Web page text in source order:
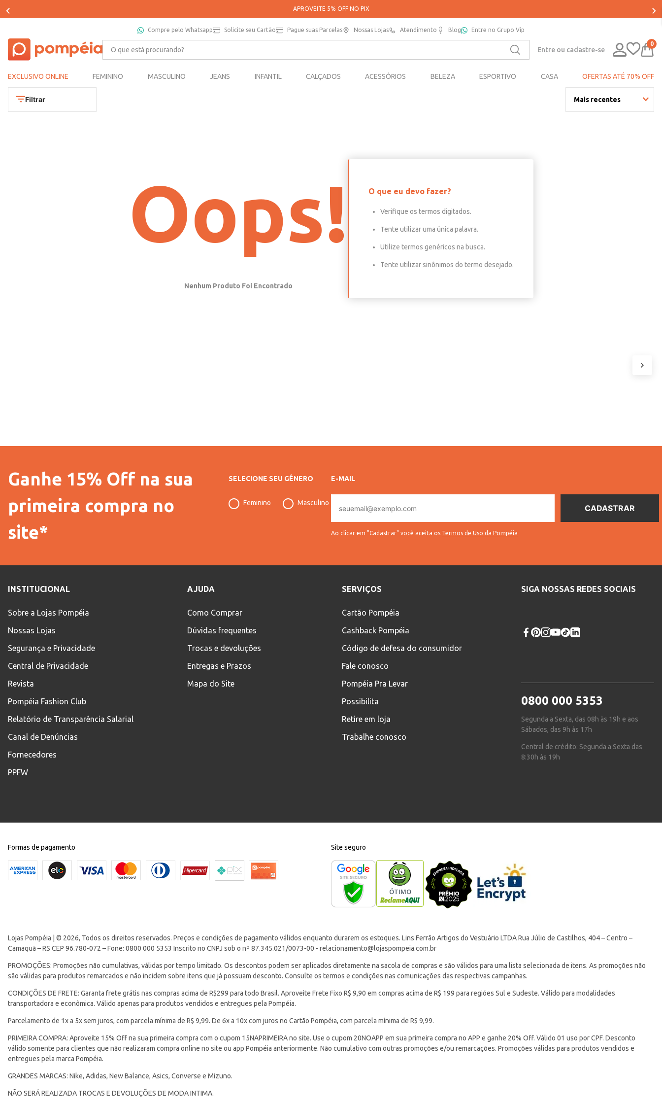
APROVEITE 5% OFF NO PIX
Compre pelo Whatsapp Solicite seu Cartão Pague suas Parcelas Nossas Lojas Atendimento Blog Entre no Grupo Vip
O que está procurando?
Entre ou cadastre-se
0
EXCLUSIVO ONLINE FEMININO MASCULINO JEANS INFANTIL CALÇADOS ACESSÓRIOS BELEZA ESPORTIVO CASA OFERTAS ATÉ 70% OFF
Filtrar Mais recentes
Oops! O que eu devo fazer?
Verifique os termos digitados.
Tente utilizar uma única palavra.
Utilize termos genéricos na busca.
Tente utilizar sinônimos do termo desejado.
Ganhe 15% Off na sua
primeira compra no
site*
SELECIONE SEU GÊNERO
Feminino Masculino
E-MAIL
mail
Ao clicar em "Cadastrar" você aceita os Termos de Uso da Pompéia
INSTITUCIONAL
Sobre a Lojas Pompéia
Nossas Lojas
Segurança e Privacidade
Central de Privacidade
Revista
Pompéia Fashion Club
Relatório de Transparência Salarial
Canal de Denúncias
Fornecedores
PPFW
AJUDA
Como Comprar
Dúvidas frequentes
Trocas e devoluções
Entregas e Prazos
Mapa do Site
SERVIÇOS
Cartão Pompéia
Cashback Pompéia
Código de defesa do consumidor
Fale conosco
Pompéia Pra Levar
Possibilita
Retire em loja
Trabalhe conosco
SIGA NOSSAS REDES SOCIAIS
0800 000 5353
Segunda a Sexta, das 08h às 19h e aos
Sábados, das 9h às 17h
Central de crédito: Segunda a Sexta das
8:30h às 19h
Formas de pagamento Site seguro
Lojas Pompéia | © 2026, Todos os direitos reservados. Preços e condições de pagamento válidos enquanto durarem os estoques. Lins Ferrão Artigos do Vestuário LTDA Rua Júlio de Castilhos, 404 – Centro –
Camaquã – RS CEP 96.780-072 – Fone: 0800 000 5353 Inscrito no CNPJ sob o nº 87.345.021/0073-00 - relacionamento@lojaspompeia.com.br
PROMOÇÕES: Promoções não cumulativas, válidas por tempo limitado. Os descontos podem ser aplicados diretamente na sacola de compras e são válidos para uma lista selecionada de itens. As promoções não
são válidas para produtos remarcados e não incidem sobre itens que já possuam desconto. Consulte os termos e condições nas comunicações das respectivas campanhas.
CONDIÇÕES DE FRETE: Garanta frete grátis nas compras acima de R$299 para todo Brasil. Aproveite Frete Fixo R$ 9,90 em compras acima de R$ 199 para regiões Sul e Sudeste. Válido para modalidades
transportadora e econômica. Válido apenas para produtos vendidos e entregues pela Pompéia.
Parcelamento de 1x a 5x sem juros, com parcela mínima de R$ 9,99. De 6x a 10x com juros no Cartão Pompéia, com parcela mínima de R$ 9,99.
PRIMEIRA COMPRA: Aproveite 15% Off na sua primeira compra com o cupom 15NAPRIMEIRA no site. Use o cupom 20NOAPP em sua primeira compra no APP e ganhe 20% Off. Válido 01 uso por CPF. Desconto
válido somente para clientes que não realizaram compra online no site ou app Pompéia anteriormente. Não cumulativo com outras promoções e/ou remarcações. Promoções válidas para produtos vendidos e
entregues pela marca Pompéia.
GRANDES MARCAS: Nike, Adidas, New Balance, Asics, Converse e Mizuno.
NÃO SERÁ REALIZADA TROCAS E DEVOLUÇÕES DE MODA INTIMA.